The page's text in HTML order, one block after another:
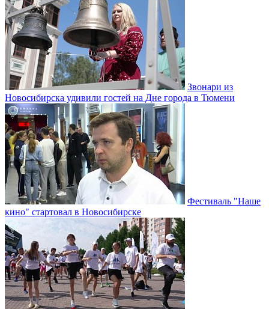
Звонари из
Новосибирска удивили гостей на Дне города в Тюмени
Фестиваль "Наше
кино" стартовал в Новосибирске